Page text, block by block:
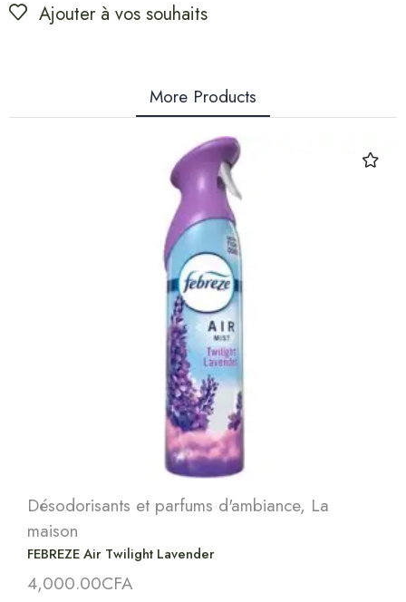
Ajouter à vos souhaits
More Products
Désodorisants et parfums d'ambiance, La
maison
FEBREZE Air Twilight Lavender
4,000.00CFA